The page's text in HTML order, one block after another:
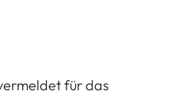
für das